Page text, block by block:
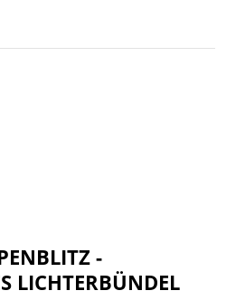
-
LICHTERBÜNDEL